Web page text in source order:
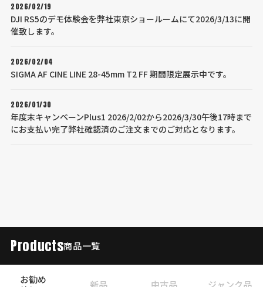
2026/02/19
DJI RS5のデモ体験会を弊社東京ショールームにて2026/3/13に開
催致します。
2026/02/04
SIGMA AF CINE LINE 28-45mm T2 FF 期間限定展示中です。
2026/01/30
年度末キャンペーンPlus1 2026/2/02から2026/3/30午後17時まで
にお支払い完了弊社確認済のご注文までのご対応となります。
Products商品一覧
お勧め
新品 中古品 ジャンク品